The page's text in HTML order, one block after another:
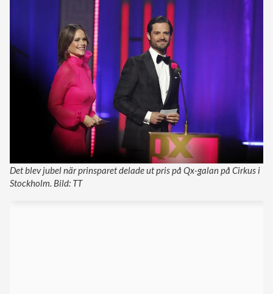
Det blev jubel när prinsparet delade ut pris på Qx-galan på Cirkus i
Stockholm. Bild: TT